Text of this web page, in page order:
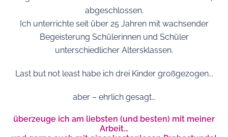
abgeschlossen.
Ich unterrichte seit über 25 Jahren mit wachsender
Begeisterung Schülerinnen und Schüler
unterschiedlicher Altersklassen.
Last but not least habe ich drei Kinder großgezogen...
aber – ehrlich gesagt…
überzeuge ich am liebsten (und besten) mit meiner
Arbeit...